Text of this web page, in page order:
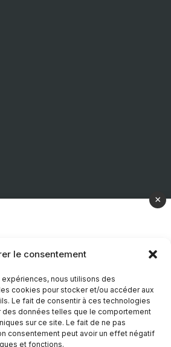
le consentement
nous utilisons des
cookies pour stocker et/ou accéder aux
Le fait de consentir à ces technologies
des données telles que le comportement
sur ce site. Le fait de ne pas
consentement peut avoir un effet négatif
et fonctions.
×